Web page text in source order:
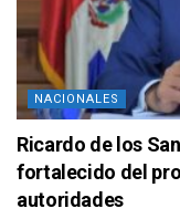
NACIONALES
Ricardo de los
fortalecido del
autoridades